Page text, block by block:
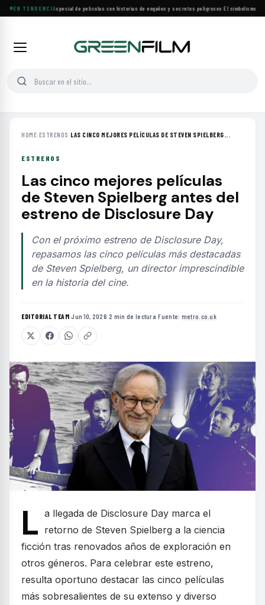
EN TENDENCIA
Lifetime estrena especial de películas con historias de engaños y secretos peligrosos·El simbolismo de
HOME›ESTRENOS ›LAS CINCO MEJORES PELÍCULAS DE STEVEN SPIELBERG...
ESTRENOS
Las cinco mejores películas
de Steven Spielberg antes del
estreno de Disclosure Day
Con el próximo estreno de Disclosure Day,
repasamos las cinco películas más destacadas
de Steven Spielberg, un director imprescindible
en la historia del cine.
EDITORIAL TEAM·Jun 10, 2026·2 min de lectura·Fuente: metro.co.uk
L a llegada de Disclosure Day marca el
retorno de Steven Spielberg a la ciencia
ficción tras renovados años de exploración en
otros géneros. Para celebrar este estreno,
resulta oportuno destacar las cinco películas
más sobresalientes de su extenso y diverso